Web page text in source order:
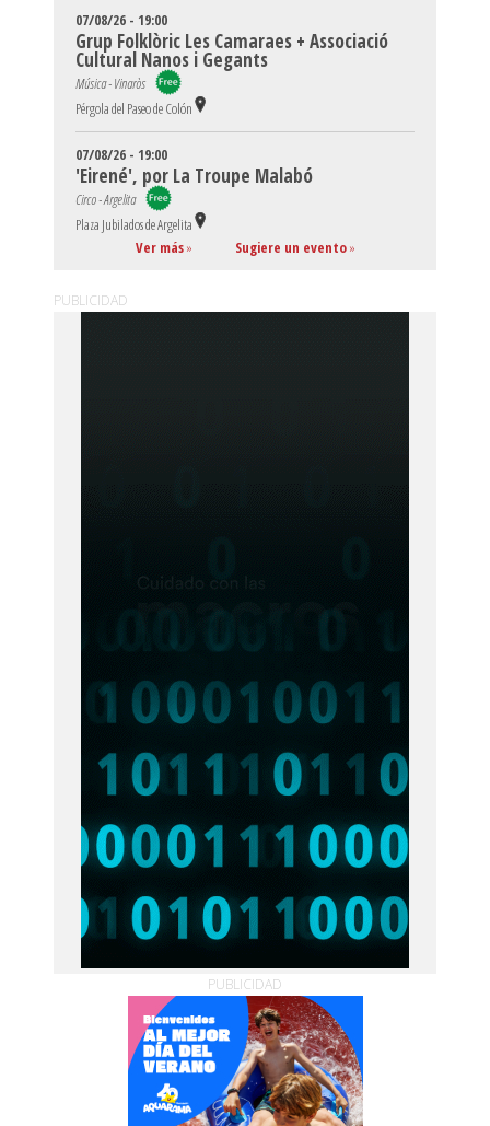
07/08/26 - 19:00
Grup Folklòric Les Camaraes + Associació
Cultural Nanos i Gegants
Música - Vinaròs
Pérgola del Paseo de Colón
07/08/26 - 19:00
'Eirené', por La Troupe Malabó
Circo - Argelita
Plaza Jubilados de Argelita
Ver más» Sugiere un evento»
PUBLICIDAD
PUBLICIDAD